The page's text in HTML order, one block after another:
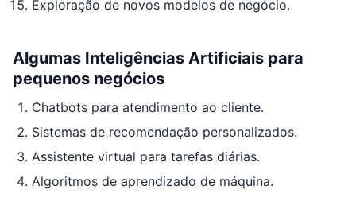
Exploração de novos modelos de negócio.
Algumas Inteligências Artificiais para
pequenos negócios
Chatbots para atendimento ao cliente.
Sistemas de recomendação personalizados.
Assistente virtual para tarefas diárias.
Algoritmos de aprendizado de máquina.